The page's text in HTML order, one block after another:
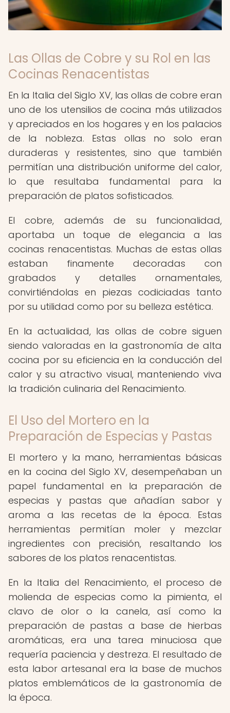
Las Ollas de Cobre y su Rol en las
Cocinas Renacentistas
En la Italia del Siglo XV, las ollas de cobre eran
uno de los utensilios de cocina más utilizados
y apreciados en los hogares y en los palacios
de la nobleza. Estas ollas no solo eran
duraderas y resistentes, sino que también
permitían una distribución uniforme del calor,
lo que resultaba fundamental para la
preparación de platos sofisticados.
El cobre, además de su funcionalidad,
aportaba un toque de elegancia a las
cocinas renacentistas. Muchas de estas ollas
estaban finamente decoradas con
grabados y detalles ornamentales,
convirtiéndolas en piezas codiciadas tanto
por su utilidad como por su belleza estética.
En la actualidad, las ollas de cobre siguen
siendo valoradas en la gastronomía de alta
cocina por su eficiencia en la conducción del
calor y su atractivo visual, manteniendo viva
la tradición culinaria del Renacimiento.
El Uso del Mortero en la
Preparación de Especias y Pastas
El mortero y la mano, herramientas básicas
en la cocina del Siglo XV, desempeñaban un
papel fundamental en la preparación de
especias y pastas que añadían sabor y
aroma a las recetas de la época. Estas
herramientas permitían moler y mezclar
ingredientes con precisión, resaltando los
sabores de los platos renacentistas.
En la Italia del Renacimiento, el proceso de
molienda de especias como la pimienta, el
clavo de olor o la canela, así como la
preparación de pastas a base de hierbas
aromáticas, era una tarea minuciosa que
requería paciencia y destreza. El resultado de
esta labor artesanal era la base de muchos
platos emblemáticos de la gastronomía de
la época.